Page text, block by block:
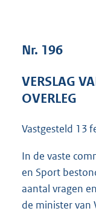
Nr. 196
VERSLAG
OVERLEG
Vastgesteld 13
In de vaste
en Sport
aantal vragen
de minister van